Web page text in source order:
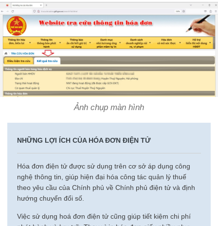
Ảnh chụp màn hình
NHỮNG LỢI ÍCH CỦA HÓA ĐƠN ĐIỆN TỬ
Hóa đơn điện tử được sử dụng trên cơ sở áp dụng công
nghệ thông tin, giúp hiện đại hóa công tác quản lý thuế
theo yêu cầu của Chính phủ về Chính phủ điện tử và định
hướng chuyển đổi số.
Việc sử dụng hoá đơn điện tử cũng giúp tiết kiệm chi phí